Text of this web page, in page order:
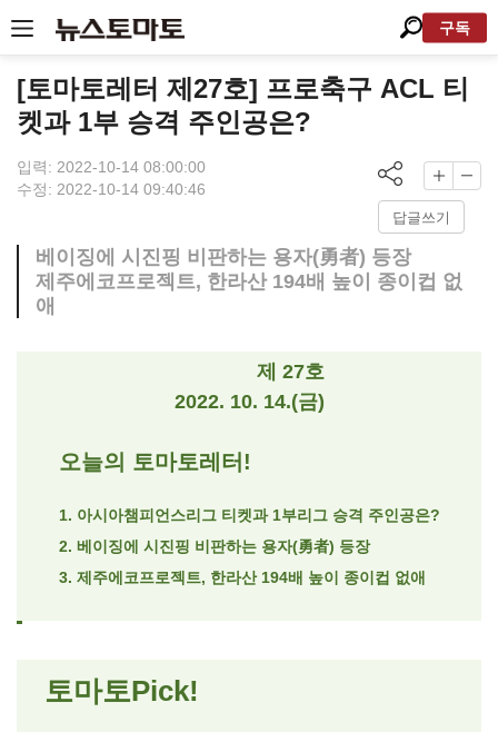
구독
[토마토레터 제27호] 프로축구 ACL 티
켓과 1부 승격 주인공은?
입력: 2022-10-14 08:00:00
수정: 2022-10-14 09:40:46
답글쓰기
베이징에 시진핑 비판하는 용자(勇者) 등장
제주에코프로젝트, 한라산 194배 높이 종이컵 없
애
제 27호
2022. 10. 14.(금)
오늘의 토마토레터!
1. 아시아챔피언스리그 티켓과 1부리그 승격 주인공은?
2. 베이징에 시진핑 비판하는 용자(勇者) 등장
3. 제주에코프로젝트, 한라산 194배 높이 종이컵 없애
토마토Pick!